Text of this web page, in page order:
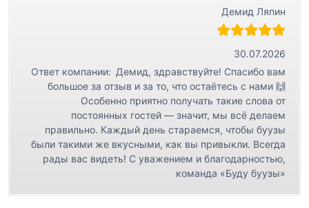
Демид Ляпин
30.07.2026
Ответ компании: Демид, здравствуйте! Спасибо вам
большое за отзыв и за то, что остаётесь с нами 🙌
Особенно приятно получать такие слова от
постоянных гостей — значит, мы всё делаем
правильно. Каждый день стараемся, чтобы буузы
были такими же вкусными, как вы привыкли. Всегда
рады вас видеть! С уважением и благодарностью,
команда «Буду буузы»